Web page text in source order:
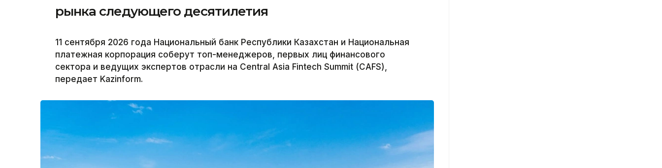
рынка следующего десятилетия
11 сентября 2026 года Национальный банк Республики Казахстан и Национальная
платежная корпорация соберут топ-менеджеров, первых лиц финансового
сектора и ведущих экспертов отрасли на Central Asia Fintech Summit (CAFS),
передает Kazinform.